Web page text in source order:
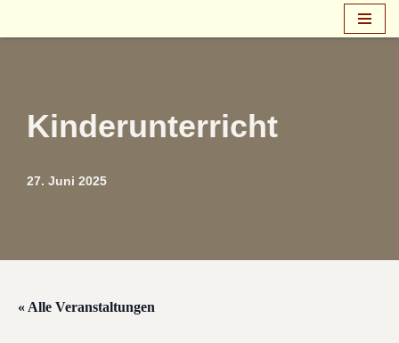
Kinderunterricht
27. Juni 2025
« Alle Veranstaltungen